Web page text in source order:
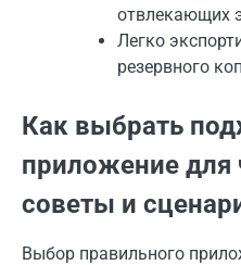
отвлекающих
Легко
резервного
Как выбрать
приложение для
советы и
Выбор правильного